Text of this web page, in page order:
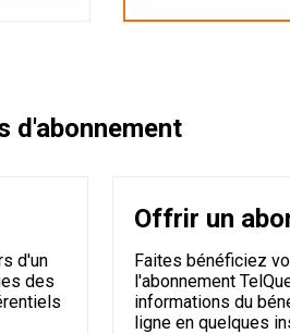
d'abonnement
d'un
des
Offrir un
Faites bénéficiez
l'abonnement
informations du
ligne en quelques